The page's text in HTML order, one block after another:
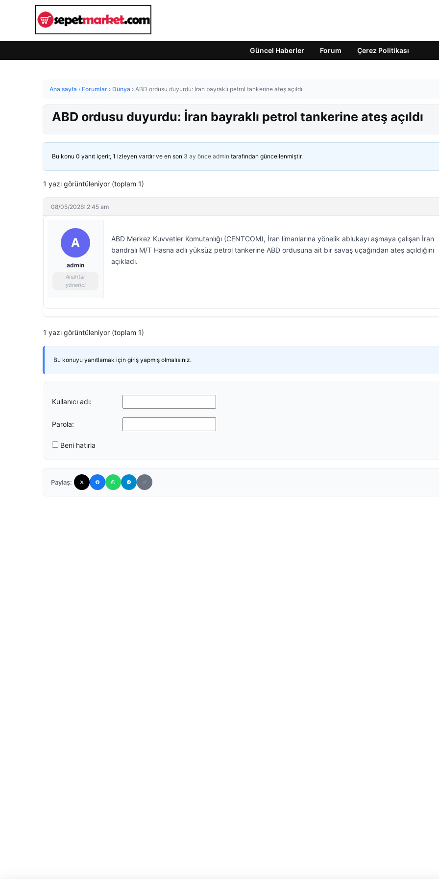
Güncel Haberler Forum Çerez Politikası
Ana sayfa › Forumlar › Dünya › ABD ordusu duyurdu: İran bayraklı petrol tankerine ateş açıldı
ABD ordusu duyurdu: İran bayraklı petrol tankerine ateş açıldı
Bu konu 0 yanıt içerir, 1 izleyen vardır ve en son 3 ay önce admin tarafından güncellenmiştir.
1 yazı görüntüleniyor (toplam 1)
08/05/2026: 2:45 am
A
admin
Anahtar
yönetici
ABD Merkez Kuvvetler Komutanlığı (CENTCOM), İran limanlarına yönelik ablukayı aşmaya çalışan İran
bandralı M/T Hasna adlı yüksüz petrol tankerine ABD ordusuna ait bir savaş uçağından ateş açıldığını
açıkladı.
1 yazı görüntüleniyor (toplam 1)
Bu konuyu yanıtlamak için giriş yapmış olmalısınız.
Kullanıcı adı:
Parola:
Beni hatırla
Paylaş: